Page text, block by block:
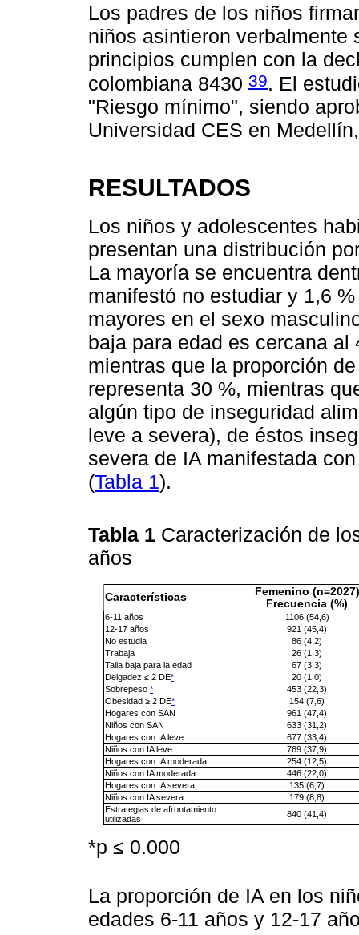
Los padres de los niños
niños asintieron verbalmente
principios cumplen con la
colombiana 8430 39. El
"Riesgo mínimo", siendo
Universidad CES en
RESULTADOS
Los niños y adolescentes
presentan una distribución
La mayoría se encuentra
manifestó no estudiar y 1,6
mayores en el sexo
baja para edad es cercana
mientras que la proporción
representa 30 %, mientras
algún tipo de inseguridad
leve a severa), de éstos
severa de IA manifestada
(Tabla 1).
Tabla 1 Caracterización de
años
Características
Femenino (n=2027)
Frecuencia (%)
6-11 años
1106 (54,6)
12-17 años
921 (45,4)
No estudia
86 (4,2)
Trabaja
26 (1,3)
Talla baja para la edad
67 (3,3)
Delgadez ≤ 2 DE*
20 (1,0)
Sobrepeso *
453 (22,3)
Obesidad ≥ 2 DE*
154 (7,6)
Hogares con SAN
961 (47,4)
Niños con SAN
633 (31,2)
Hogares con IA leve
677 (33,4)
Niños con IA leve
769 (37,9)
Hogares con IA moderada
254 (12,5)
Niños con IA moderada
446 (22,0)
Hogares con IA severa
135 (6,7)
Niños con IA severa
179 (8,8)
Estrategias de afrontamiento
utilizadas
840 (41,4)
*p ≤ 0.000
La proporción de IA en los
edades 6-11 años y 12-17